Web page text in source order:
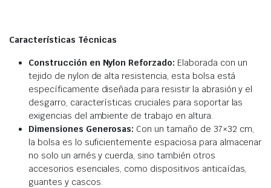
Características Técnicas
Construcción en Nylon Reforzado: Elaborada con un
tejido de nylon de alta resistencia, esta bolsa está
específicamente diseñada para resistir la abrasión y el
desgarro, características cruciales para soportar las
exigencias del ambiente de trabajo en altura.
Dimensiones Generosas: Con un tamaño de 37×32 cm,
la bolsa es lo suficientemente espaciosa para almacenar
no solo un arnés y cuerda, sino también otros
accesorios esenciales, como dispositivos anticaídas,
guantes y cascos.